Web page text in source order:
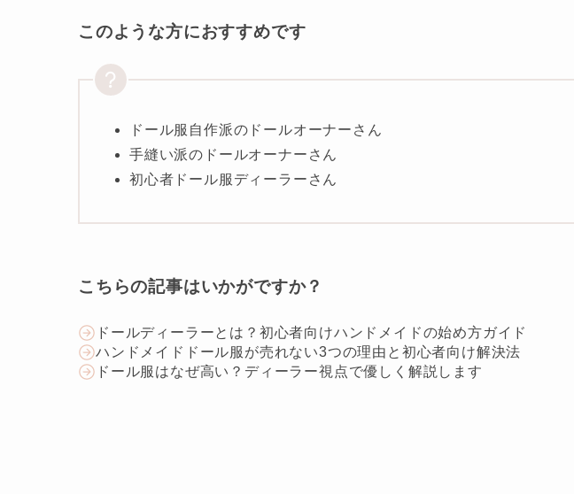
このような方におすすめです
ドール服自作派のドールオーナーさん
手縫い派のドールオーナーさん
初心者ドール服ディーラーさん
こちらの記事はいかがですか？
ドールディーラーとは？初心者向けハンドメイドの始め方ガイド
ハンドメイドドール服が売れない3つの理由と初心者向け解決法
ドール服はなぜ高い？ディーラー視点で優しく解説します